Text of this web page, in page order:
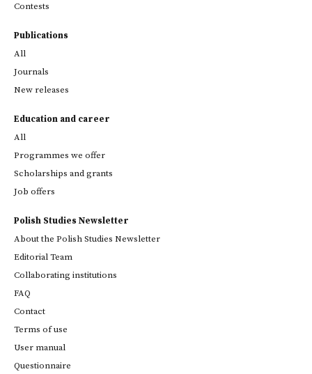
Contests
Publications
All
Journals
New releases
Education and career
All
Programmes we offer
Scholarships and grants
Job offers
Polish Studies Newsletter
About the Polish Studies Newsletter
Editorial Team
Collaborating institutions
FAQ
Contact
Terms of use
User manual
Questionnaire